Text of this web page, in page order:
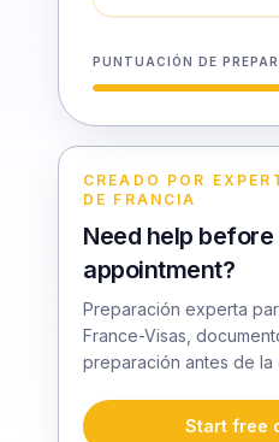
PUNTUACIÓN DE
CREADO POR
DE FRANCIA
Need help
appointment?
Preparación experta
France-Visas,
preparación antes de la
Start free